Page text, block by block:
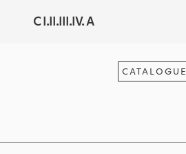
C I.II.III.IV. A
CATALOGUE